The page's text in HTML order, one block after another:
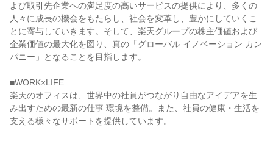
よび取引先企業への満足度の高いサービスの提供により、多くの
人々に成長の機会をもたらし、社会を変革し、豊かにしていくこ
とに寄与していきます。そして、楽天グループの株主価値および
企業価値の最大化を図り、真の「グローバル イノベーション カン
パニー」となることを目指します。
■WORK×LIFE
楽天のオフィスは、世界中の社員がつながり自由なアイデアを生
み出すための最新の仕事 環境を整備。また、社員の健康・生活を
支える様々なサポートを提供しています。